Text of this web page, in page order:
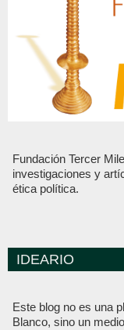
Fundación Tercer
investigaciones y
ética política.
IDEARIO
Este blog no es una
Blanco, sino un